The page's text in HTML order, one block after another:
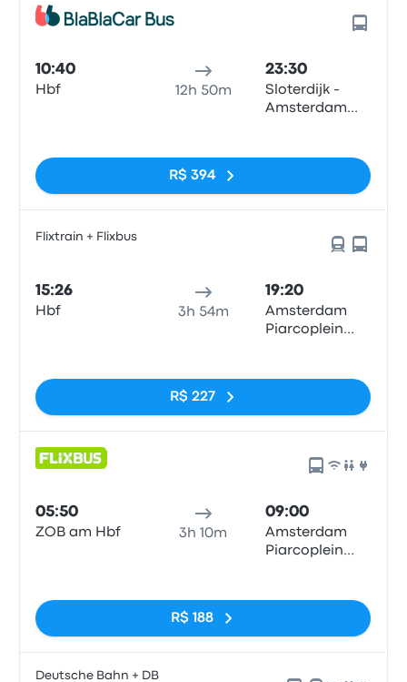
10:40
Hbf 12h 50m
23:30
Sloterdijk -
Amsterdam
R$ 394
Flixtrain + Flixbus
15:26
Hbf 3h 54m
19:20
Amsterdam
Piarcoplein
R$ 227
05:50
ZOB am Hbf 3h 10m
09:00
Amsterdam
Piarcoplein
R$ 188
Deutsche Bahn + DB